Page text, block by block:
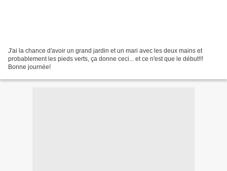
J'ai la chance d'avoir un grand jardin et un mari avec les deux mains et
probablement les pieds verts, ça donne ceci... et ce n'est que le début!!!
Bonne journée!